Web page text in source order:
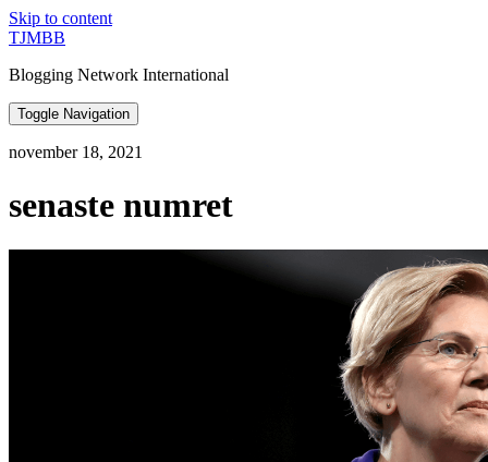
Skip to content
TJMBB
Blogging Network International
Toggle Navigation
november 18, 2021
senaste numret